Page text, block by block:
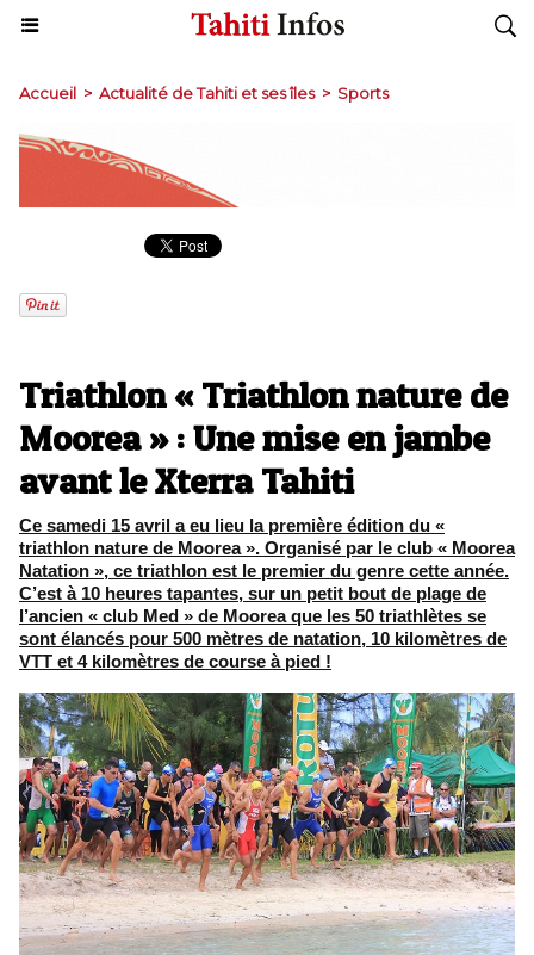
Accueil > Actualité de Tahiti et ses îles > Sports
Triathlon « Triathlon nature de
Moorea » : Une mise en jambe
avant le Xterra Tahiti
Ce samedi 15 avril a eu lieu la première édition du «
triathlon nature de Moorea ». Organisé par le club « Moorea
Natation », ce triathlon est le premier du genre cette année.
C’est à 10 heures tapantes, sur un petit bout de plage de
l’ancien « club Med » de Moorea que les 50 triathlètes se
sont élancés pour 500 mètres de natation, 10 kilomètres de
VTT et 4 kilomètres de course à pied !